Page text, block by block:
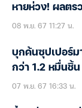
หายห่วง! ผลตร
08 พ.ย. 67 11:27 น.
บุกค้นซุปเปอร์ม
กว่า 1.2 หมื่นชิ้น
07 พ.ย. 67 16:33 น.